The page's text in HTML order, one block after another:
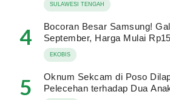
SULAWESI TENGAH
4
Bocoran Besar Samsung!
September, Harga Mulai
EKOBIS
5
Oknum Sekcam di Poso
Pelecehan terhadap Dua